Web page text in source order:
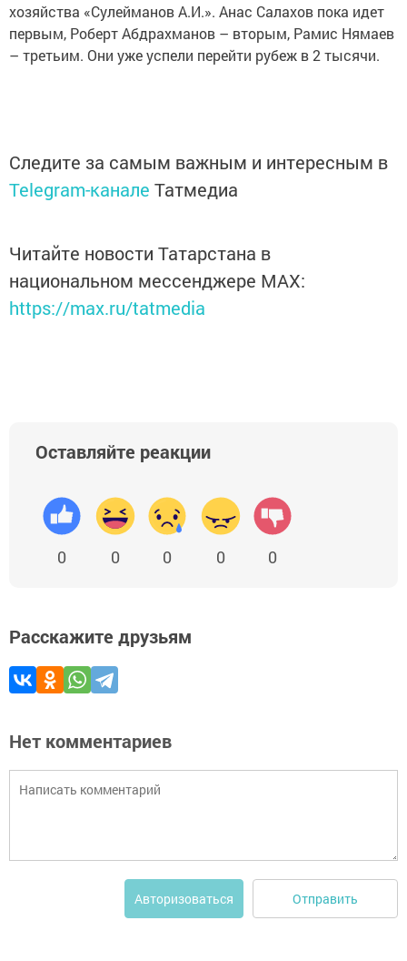
хозяйства «Сулейманов А.И.». Анас Салахов пока идет
первым, Роберт Абдрахманов – вторым, Рамис Нямаев
– третьим. Они уже успели перейти рубеж в 2 тысячи.
Следите за самым важным и интересным в
Telegram-канале Татмедиа
Читайте новости Татарстана в
национальном мессенджере MАХ:
https://max.ru/tatmedia
Оставляйте реакции
0 0 0 0 0
Расскажите друзьям
Нет комментариев
Авторизоваться Отправить